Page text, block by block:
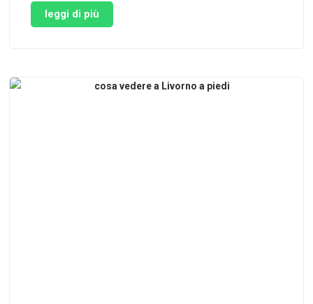
Arezzo tornerà a far risplendere il suo centro
storico con la magia delle luci e degli addobbi del
leggi di più